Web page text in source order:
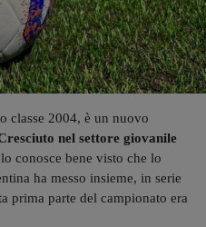
classe 2004, è un nuovo
nel settore giovanile
conosce bene visto che lo
ha messo insieme, in serie
prima parte del campionato era